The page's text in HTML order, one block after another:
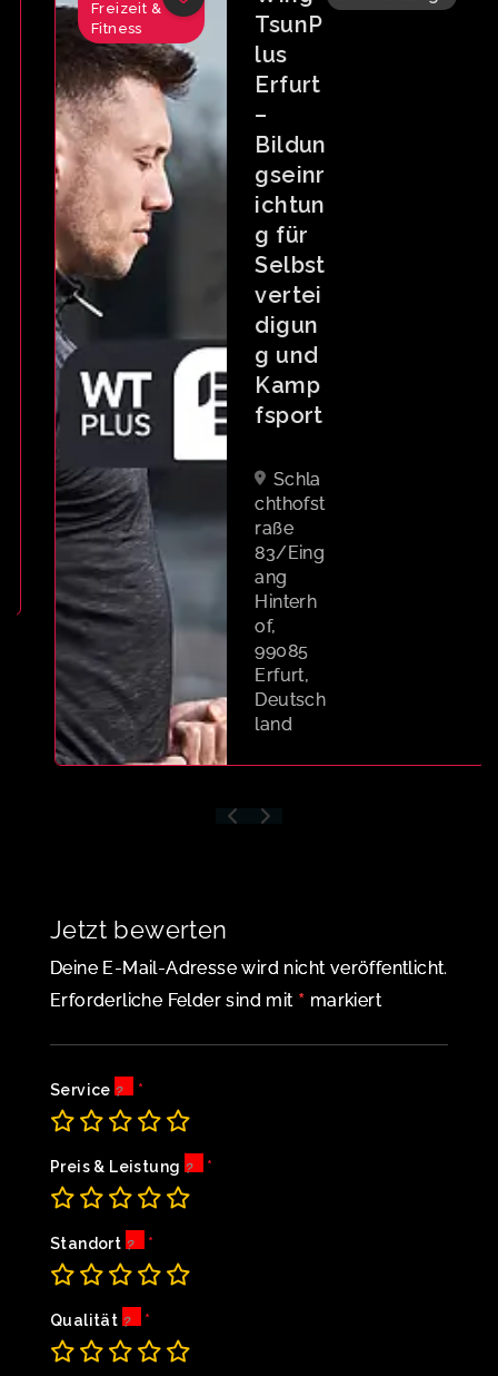
Freizeit &
Fitness
TsunP
lus
Erfurt
Bildun
gseinr
ichtun
g für
Selbst
vertei
digun
g und
Kamp
fsport
Schla
chthofst
raße
83/Eing
ang
Hinterh
of,
99085
Erfurt,
Deutsch
land
Jetzt bewerten
Deine E-Mail-Adresse wird nicht veröffentlicht.
Erforderliche Felder sind mit * markiert
Service
Preis & Leistung
Standort
Qualität